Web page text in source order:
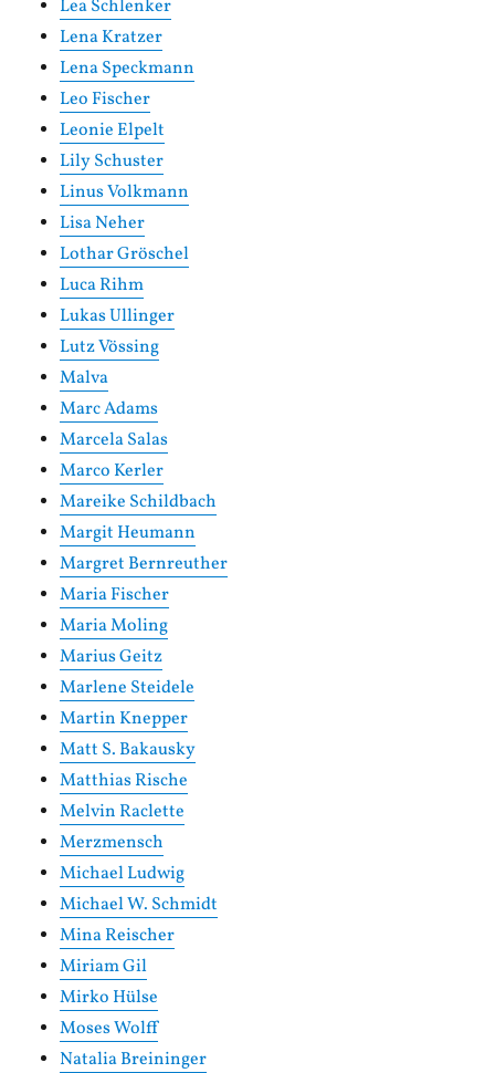
Lea Schlenker
Lena Kratzer
Lena Speckmann
Leo Fischer
Leonie Elpelt
Lily Schuster
Linus Volkmann
Lisa Neher
Lothar Gröschel
Luca Rihm
Lukas Ullinger
Lutz Vössing
Malva
Marc Adams
Marcela Salas
Marco Kerler
Mareike Schildbach
Margit Heumann
Margret Bernreuther
Maria Fischer
Maria Moling
Marius Geitz
Marlene Steidele
Martin Knepper
Matt S. Bakausky
Matthias Rische
Melvin Raclette
Merzmensch
Michael Ludwig
Michael W. Schmidt
Mina Reischer
Miriam Gil
Mirko Hülse
Moses Wolff
Natalia Breininger